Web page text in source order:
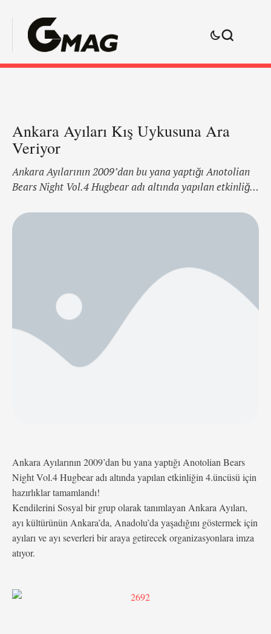
Ankara Ayıları Kış Uykusuna Ara
Veriyor
Ankara Ayılarının 2009’dan bu yana yaptığı Anotolian
Bears Night Vol.4 Hugbear adı altında yapılan etkinliğin
Sosyal bir grup olarak tanımlayan Ankara Ayıları, ayı
kültürünün Ankara’da, Anadolu’da yaşadığını
Ocak 2014 tarihinde Ankara’da ülkemizin bir çok …
Ankara Ayılarının 2009’dan bu yana yaptığı Anotolian Bears
Night Vol.4 Hugbear adı altında yapılan etkinliğin 4.üncüsü için
hazırlıklar tamamlandı!
Kendilerini Sosyal bir grup olarak tanımlayan Ankara Ayıları,
ayı kültürünün Ankara’da, Anadolu’da yaşadığını göstermek için
ayıları ve ayı severleri bir araya getirecek organizasyonlara imza
atıyor.